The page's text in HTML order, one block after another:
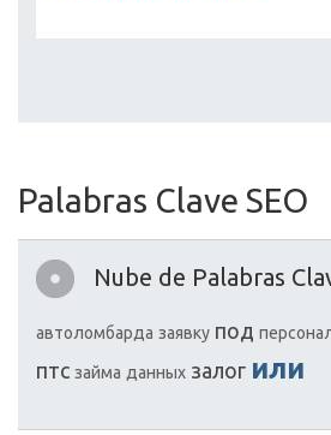
Palabras Clave SEO
Nube de Palabras
автоломбарда заявку под
птс займа данных залог или